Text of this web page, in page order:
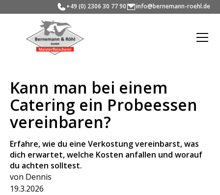
+49 (0) 2306 30 77 90 info@bernemann-roehl.de
Kann man bei einem
Catering ein Probeessen
vereinbaren?
Erfahre, wie du eine Verkostung vereinbarst, was
dich erwartet, welche Kosten anfallen und worauf
du achten solltest.
von Dennis
19.3.2026